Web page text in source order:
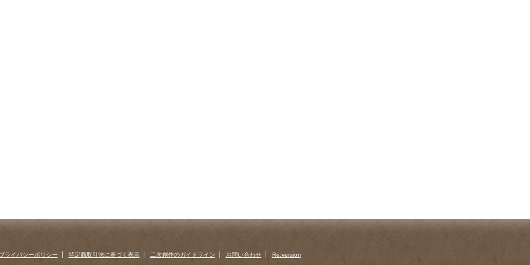
ライバシーポリシー 特定商取引法に基づく表示 二次創作のガイドライン お問い合わせ Re:version